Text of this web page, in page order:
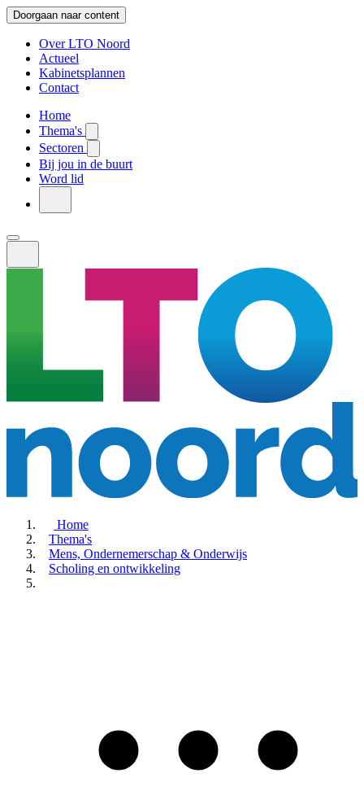
Doorgaan naar content
Over LTO Noord
Actueel
Kabinetsplannen
Contact
Home
Thema's
Sectoren
Bij jou in de buurt
Word lid
Home
Thema's
Mens, Ondernemerschap & Onderwijs
Scholing en ontwikkeling